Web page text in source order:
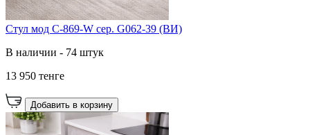
Cтул мод C-869-W сер. G062-39 (ВИ)
В наличии - 74 штук
13 950 тенге
Добавить в корзину